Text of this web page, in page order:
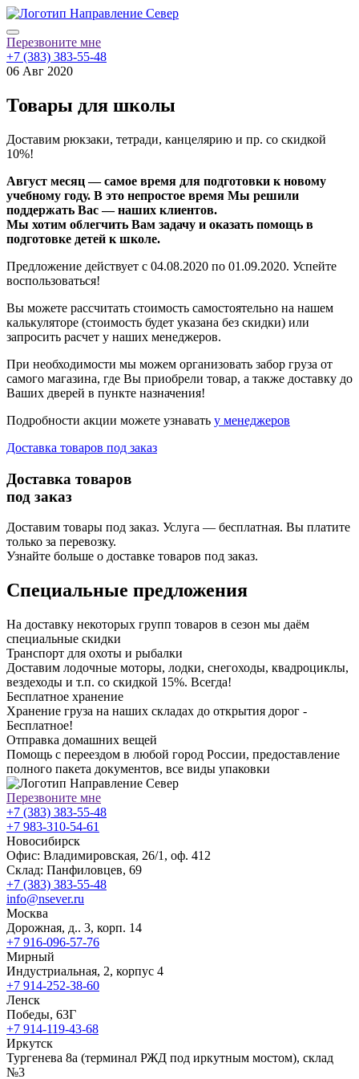
Перезвоните мне
+7 (383) 383-55-48
06 Авг 2020
Товары для школы
Доставим рюкзаки, тетради, канцелярию и пр. со скидкой
10%!
Август месяц — самое время для подготовки к новому
учебному году. В это непростое время Мы решили
поддержать Вас — наших клиентов.
Мы хотим облегчить Вам задачу и оказать помощь в
подготовке детей к школе.
Предложение действует с 04.08.2020 по 01.09.2020. Успейте
воспользоваться!
Вы можете рассчитать стоимость самостоятельно на нашем
калькуляторе (стоимость будет указана без скидки) или
запросить расчет у наших менеджеров.
При необходимости мы можем организовать забор груза от
самого магазина, где Вы приобрели товар, а также доставку до
Ваших дверей в пункте назначения!
Подробности акции можете узнавать у менеджеров
Доставка товаров под заказ
Доставка товаров
под заказ
Доставим товары под заказ. Услуга — бесплатная. Вы платите
только за перевозку.
Узнайте больше о доставке товаров под заказ.
Специальные предложения
На доставку некоторых групп товаров в сезон мы даём
специальные скидки
Транспорт для охоты и рыбалки
Доставим лодочные моторы, лодки, снегоходы, квадроциклы,
вездеходы и т.п. со скидкой 15%. Всегда!
Бесплатное хранение
Хранение груза на наших складах до открытия дорог -
Бесплатное!
Отправка домашних вещей
Помощь с переездом в любой город России, предоставление
полного пакета документов, все виды упаковки
Перезвоните мне
+7 (383) 383-55-48
+7 983-310-54-61
Новосибирск
Офис: Владимировская, 26/1, оф. 412
Склад: Панфиловцев, 69
+7 (383) 383-55-48
info@nsever.ru
Москва
Дорожная, д.. 3, корп. 14
+7 916-096-57-76
Мирный
Индустриальная, 2, корпус 4
+7 914-252-38-60
Ленск
Победы, 63Г
+7 914-119-43-68
Иркутск
Тургенева 8а (терминал РЖД под иркутным мостом), склад
№3